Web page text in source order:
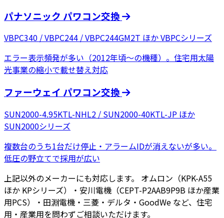
パナソニック パワコン交換
VBPC340 / VBPC244 / VBPC244GM2T ほか VBPCシリーズ
エラー表示頻発が多い（2012年頃〜の機種）。住宅用太陽
光事業の縮小で載せ替え対応
ファーウェイ パワコン交換
SUN2000-4.95KTL-NHL2 / SUN2000-40KTL-JP ほか
SUN2000シリーズ
複数台のうち1台だけ停止・アラームIDが消えないが多い。
低圧の野立てで採用が広い
上記以外のメーカーにも対応します。 オムロン （KPK-A55
ほか KPシリーズ）・ 安川電機 （CEPT-P2AAB9P9B ほか産業
用PCS）・田淵電機・三菱・デルタ・GoodWe など、住宅
用・産業用を問わずご相談いただけます。